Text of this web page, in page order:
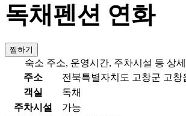
독채펜션 연화
찜하기
숙소 주소, 운영시간, 주차시설 등 상
주소
전북특별자치도 고창군 고창
객실
독채
주차시설
가능